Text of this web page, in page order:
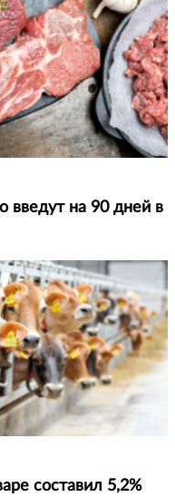
введут на 90 дней в
составил 5,2%